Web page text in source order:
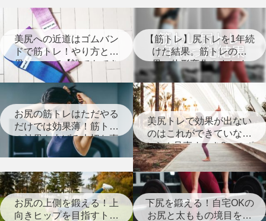
美尻への近道はゴムバン
ドで筋トレ！やり方と効
果について【誰でもでき
る】
【筋トレ】尻トレを1年続
けた結果。筋トレの効
果、体形変化のまとめ
【経過写真あり】
お尻の筋トレはただやる
だけでは効果薄！筋トレ
の効果を上げる大切な事
とは？
美尻トレで効果が出ない
のはこれができていない
から！見直すべき8つのポ
イント【筋トレ】
お尻の上側を鍛える！上
向きヒップを目指すトレ
下尻を鍛える！自宅OKの
お尻と太ももの境目を作